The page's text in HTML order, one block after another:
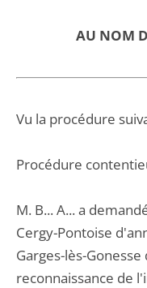
AU NOM
Vu la procédure
Procédure
M. B... A... a
Cergy-Pontoise
Garges-lès-
reconnaissance de